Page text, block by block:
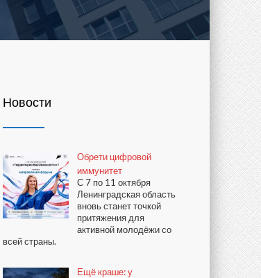
Новости
Обрети цифровой
иммунитет
С 7 по 11 октября
Ленинградская область
вновь станет точкой
притяжения для
активной молодёжи со
всей страны.
Ещё краше: у